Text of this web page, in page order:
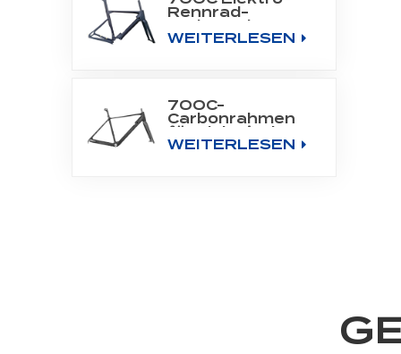
Rennrad-
Carbonrahmen,
passend für
WEITERLESEN
700C-
Carbonrahmen
für elektrisches
Stadtfahrrad mit
WEITERLESEN